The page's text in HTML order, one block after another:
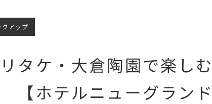
クアップ
タケ・大倉陶園で楽し
【ホテルニューグランド